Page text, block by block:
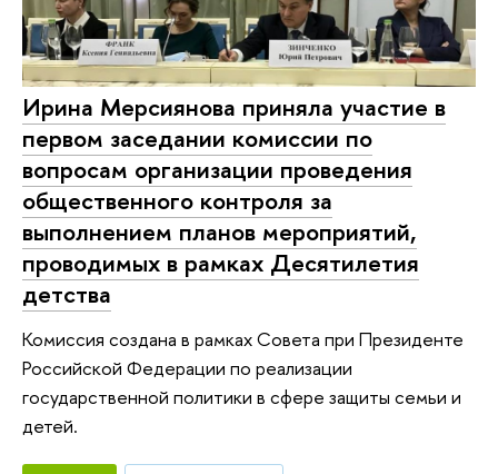
Ирина Мерсиянова приняла участие в
первом заседании комиссии по
вопросам организации проведения
общественного контроля за
выполнением планов мероприятий,
проводимых в рамках Десятилетия
детства
Комиссия создана в рамках Совета при Президенте
Российской Федерации по реализации
государственной политики в сфере защиты семьи и
детей.